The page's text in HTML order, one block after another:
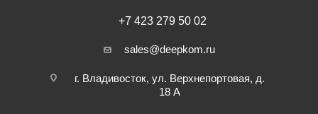
+7 423 279 50 02
sales@deepkom.ru
г. Владивосток, ул. Верхнепортовая, д.
18 А